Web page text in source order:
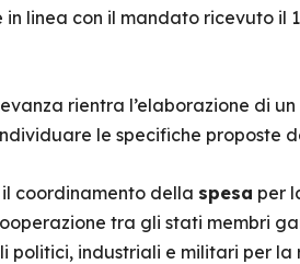
linea con il mandato ricevuto il
rientra l’elaborazione di un
le specifiche proposte
coordinamento della spesa per
tra gli stati membri
politici, industriali e militari per